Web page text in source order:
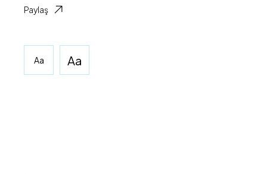
Paylaş
Aa Aa